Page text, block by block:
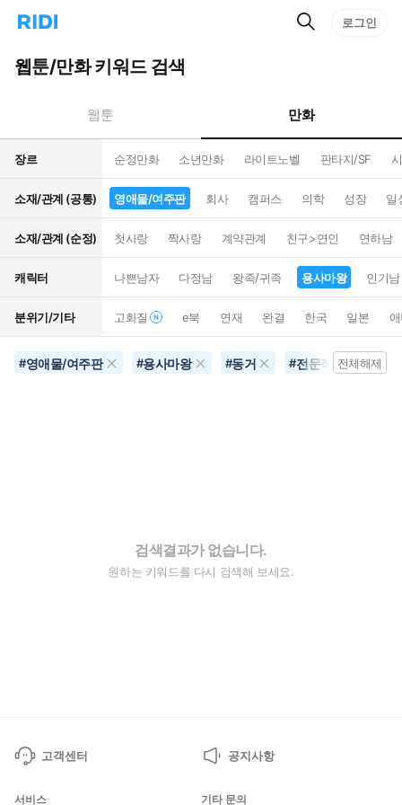
리
홈
으
턴
트
검
로그인
웹툰/만화 키워드 검색
웹툰 만화
장르 순정만화 소년만화 라이트노벨 판타지/SF
소재/관계 (공통) 영애물/여주판 회사 캠퍼스 의학 성장 일
소재/관계 (순정) 첫사랑 짝사랑 계약관계 친구>연인 연하남
캐릭터 나쁜남자 다정남 왕족/귀족 용사마왕 인기남
분위기/기타 고화질 e북 연재 완결 한국 일본
#영애물/여주판 #용사마왕 #동거 #전문직 #달달
전체해제
검색결과가 없습니다.
원하는 키워드를 다시 검색해 보세요.
고객센터 공지사항
서비스 기타 문의